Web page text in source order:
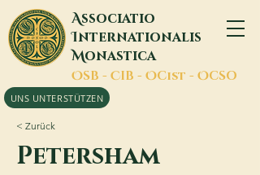
Associatio
Internationalis
Monastica
OSB - CIB - OCist - OCSO
UNS UNTERSTÜTZEN
< Zurück
Petersham